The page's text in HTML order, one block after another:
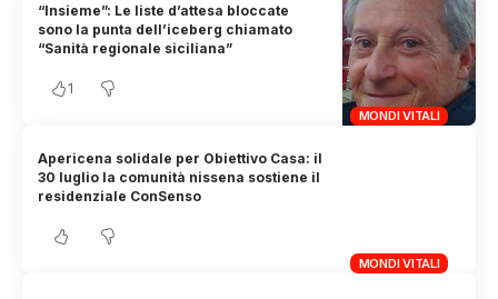
MONDI VITALI
“Insieme”: Le liste d’attesa bloccate
sono la punta dell’iceberg chiamato
“Sanità regionale siciliana”
1
MONDI VITALI
Apericena solidale per Obiettivo Casa: il
30 luglio la comunità nissena sostiene il
residenziale ConSenso